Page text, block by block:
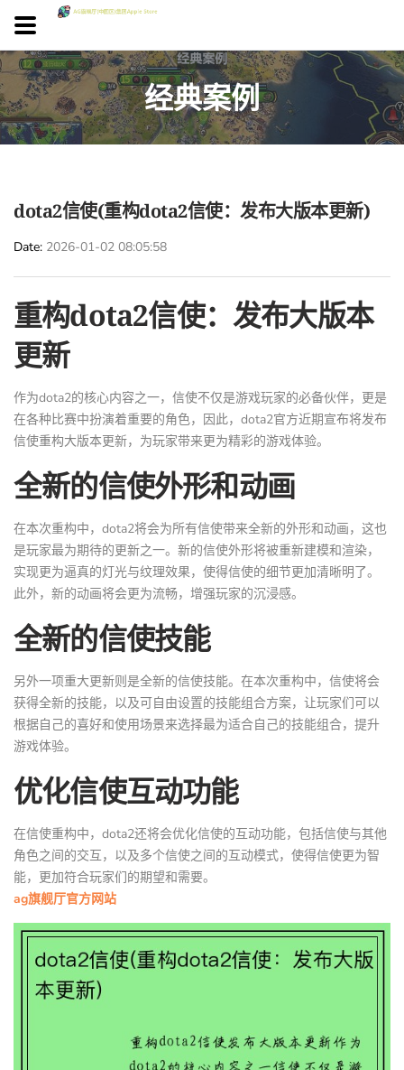
经典案例
dota2信使(重构dota2信使：发布大版本更新)
Date 2026-01-02 08:05:58
重构dota2信使：发布大版本
更新
作为dota2的核心内容之一，信使不仅是游戏玩家的必备伙伴，更是
在各种比赛中扮演着重要的角色，因此，dota2官方近期宣布将发布
信使重构大版本更新，为玩家带来更为精彩的游戏体验。
全新的信使外形和动画
在本次重构中，dota2将会为所有信使带来全新的外形和动画，这也
是玩家最为期待的更新之一。新的信使外形将被重新建模和渲染，
实现更为逼真的灯光与纹理效果，使得信使的细节更加清晰明了。
此外，新的动画将会更为流畅，增强玩家的沉浸感。
全新的信使技能
另外一项重大更新则是全新的信使技能。在本次重构中，信使将会
获得全新的技能，以及可自由设置的技能组合方案，让玩家们可以
根据自己的喜好和使用场景来选择最为适合自己的技能组合，提升
游戏体验。
优化信使互动功能
在信使重构中，dota2还将会优化信使的互动功能，包括信使与其他
角色之间的交互，以及多个信使之间的互动模式，使得信使更为智
能，更加符合玩家们的期望和需要。
ag旗舰厅官方网站